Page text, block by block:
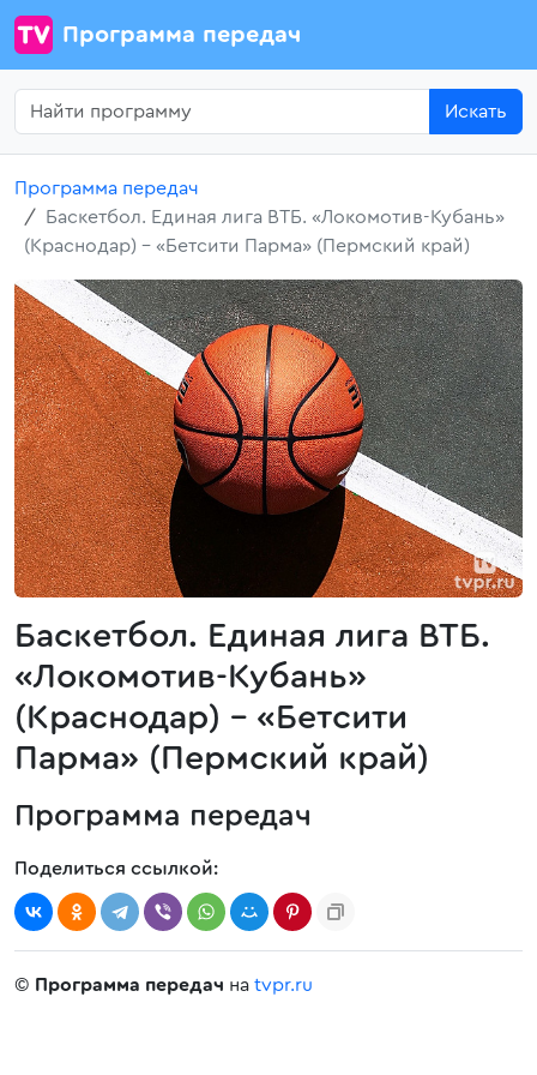
Программа передач
Искать
Программа передач
Баскетбол. Единая лига ВТБ. «Локомотив-Кубань»
(Краснодар) - «Бетсити Парма» (Пермский край)
Баскетбол. Единая лига ВТБ.
«Локомотив-Кубань»
(Краснодар) - «Бетсити
Парма» (Пермский край)
Программа передач
Поделиться ссылкой:
© Программа передач на tvpr.ru